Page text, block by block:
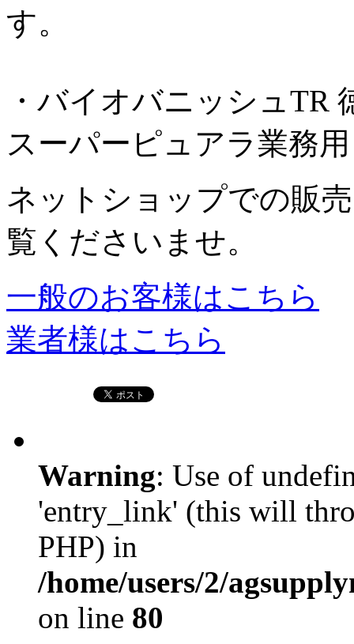
す。
・バイオバニッシュTR
スーパーピュアラ業務
ネットショップでの販
覧くださいませ。
一般のお客様はこちら
業者様はこちら
Warning: Use of
'entry_link' (this will
PHP) in
/home/users/2/
on line 80